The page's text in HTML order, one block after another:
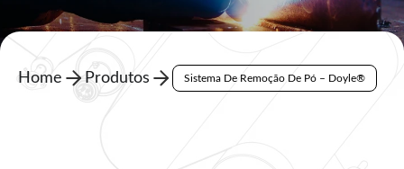
Home Produtos Sistema De Remoção De Pó – Doyle®